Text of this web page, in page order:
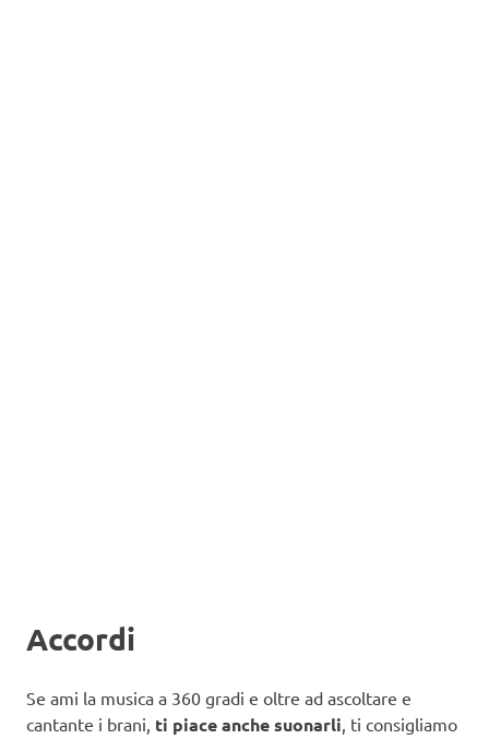
Accordi
Se ami la musica a 360 gradi e oltre ad ascoltare e
cantante i brani, ti piace anche suonarli, ti consigliamo